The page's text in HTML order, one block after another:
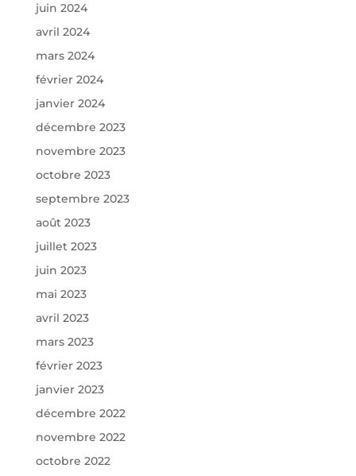
juin 2024
avril 2024
mars 2024
février 2024
janvier 2024
décembre 2023
novembre 2023
octobre 2023
septembre 2023
août 2023
juillet 2023
juin 2023
mai 2023
avril 2023
mars 2023
février 2023
janvier 2023
décembre 2022
novembre 2022
octobre 2022